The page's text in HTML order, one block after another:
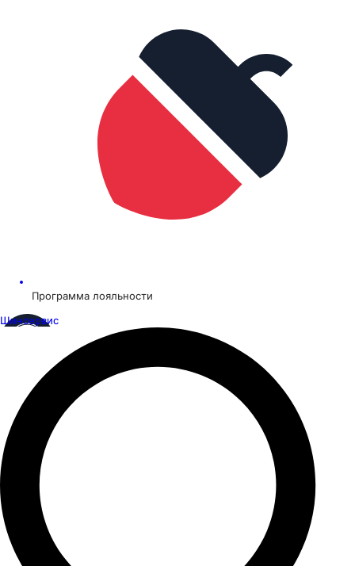
Программа лояльности
Шинсервис